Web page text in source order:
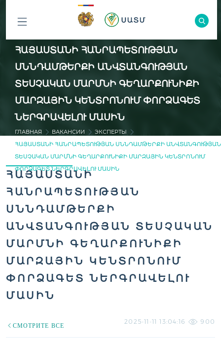
ԲՈԼՈՐ
ԲԱԺԻՆՆԵՐԸ
ՀԱՅԱՍՏԱՆԻ ՀԱՆՐԱՊԵՏՈՒԹՅԱՆ
ՍՆՆԴԱՄԹԵՐՔԻ ԱՆՎՏԱՆԳՈՒԹՅԱՆ
ՏԵՍՉԱԿԱՆ ՄԱՐՄՆԻ ԳԵՂԱՐՔՈՒՆԻՔԻ
ՄԱՐԶԱՅԻՆ ԿԵՆՏՐՈՆՈՒՄ ՓՈՐՁԱԳԵՏ
ՆԵՐԳՐԱՎԵԼՈՒ ՄԱՍԻՆ
ГЛАВНАЯ ВАКАНСИИ
ЭКСПЕРТЫ
ՀԱՅԱՍՏԱՆԻ ՀԱՆՐԱՊԵՏՈՒԹՅԱՆ ՍՆՆԴԱՄԹԵՐՔԻ ԱՆՎՏԱՆԳՈՒԹՅԱՆ
ՏԵՍՉԱԿԱՆ ՄԱՐՄՆԻ ԳԵՂԱՐՔՈՒՆԻՔԻ ՄԱՐԶԱՅԻՆ ԿԵՆՏՐՈՆՈՒՄ
ՓՈՐՁԱԳԵՏ ՆԵՐԳՐԱՎԵԼՈՒ ՄԱՍԻՆ
ՀԱՅԱՍՏԱՆԻ
ՀԱՆՐԱՊԵՏՈՒԹՅԱՆ
ՍՆՆԴԱՄԹԵՐՔԻ
ԱՆՎՏԱՆԳՈՒԹՅԱՆ ՏԵՍՉԱԿԱՆ
ՄԱՐՄՆԻ ԳԵՂԱՐՔՈՒՆԻՔԻ
ՄԱՐԶԱՅԻՆ ԿԵՆՏՐՈՆՈՒՄ
ՓՈՐՁԱԳԵՏ ՆԵՐԳՐԱՎԵԼՈՒ
ՄԱՍԻՆ
СМОТРИТЕ ВСЕ
2025-11-11 13:04:16 900